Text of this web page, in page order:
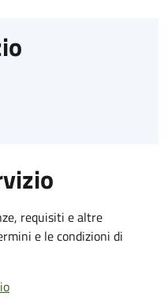
requisiti e altre
e le condizioni di